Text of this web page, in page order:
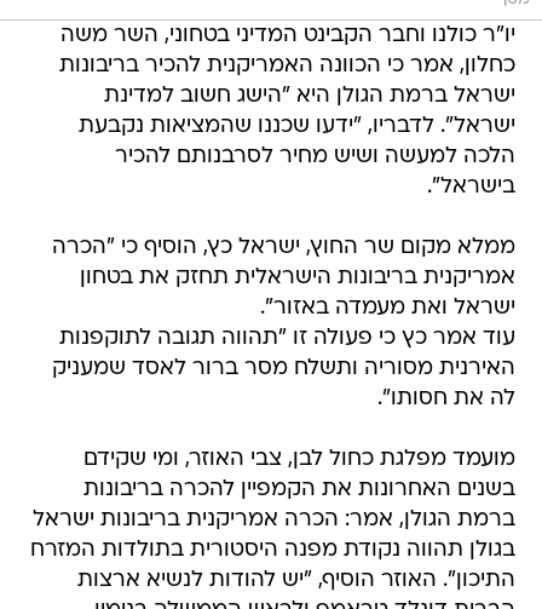
יו"ר כולנו וחבר הקבינט המדיני בטחוני, השר משה
כחלון, אמר כי הכוונה האמריקנית להכיר בריבונות
ישראל ברמת הגולן היא "הישג חשוב למדינת
ישראל". לדבריו, "ידעו שכננו שהמציאות נקבעת
הלכה למעשה ושיש מחיר לסרבנותם להכיר
בישראל".
ממלא מקום שר החוץ, ישראל כץ, הוסיף כי "הכרה
אמריקנית בריבונות הישראלית תחזק את בטחון
ישראל ואת מעמדה באזור".
עוד אמר כץ כי פעולה זו "תהווה תגובה לתוקפנות
האירנית מסוריה ותשלח מסר ברור לאסד שמעניק
לה את חסותו".
מועמד מפלגת כחול לבן, צבי האוזר, ומי שקידם
בשנים האחרונות את הקמפיין להכרה בריבונות
ברמת הגולן, אמר: הכרה אמריקנית בריבונות ישראל
בגולן תהווה נקודת מפנה היסטורית בתולדות המזרח
התיכון". האוזר הוסיף, "יש להודות לנשיא ארצות